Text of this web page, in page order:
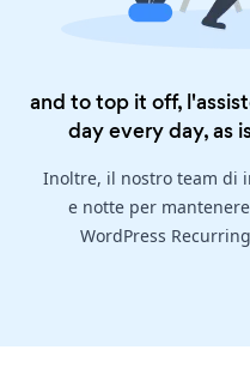
and to top it off,
day every day, as
Inoltre, il nostro team di
e notte per
WordPress